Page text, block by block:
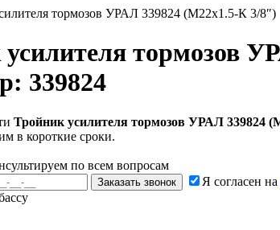
тормозов УРАЛ 339824 (М22х1.5-К 3/8″)
тормозов
339824
Тройник усилителя тормозов УРАЛ 339824
в короткие сроки.
по всем вопросам
Заказать звонок Я согласен на